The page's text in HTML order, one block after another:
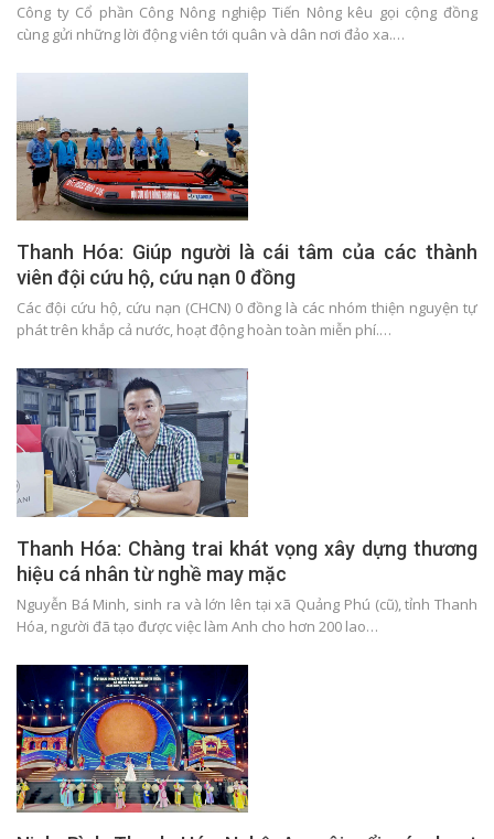
Công ty Cổ phần Công Nông nghiệp Tiến Nông kêu gọi cộng đồng
cùng gửi những lời động viên tới quân và dân nơi đảo xa.…
Thanh Hóa: Giúp người là cái tâm của các thành
viên đội cứu hộ, cứu nạn 0 đồng
Các đội cứu hộ, cứu nạn (CHCN) 0 đồng là các nhóm thiện nguyện tự
phát trên khắp cả nước, hoạt động hoàn toàn miễn phí.…
Thanh Hóa: Chàng trai khát vọng xây dựng thương
hiệu cá nhân từ nghề may mặc
Nguyễn Bá Minh, sinh ra và lớn lên tại xã Quảng Phú (cũ), tỉnh Thanh
Hóa, người đã tạo được việc làm Anh cho hơn 200 lao…